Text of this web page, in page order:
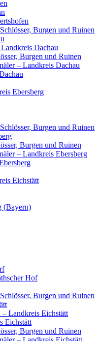
Burgen und Ruinen
Dachau
Burgen und Ruinen
– Landkreis Dachau
Ebersberg
Burgen und Ruinen
Burgen und Ruinen
– Landkreis Ebersberg
Eichstätt
(Bayern)
Hof
Burgen und Ruinen
– Landkreis Eichstätt
Eichstätt
Burgen und Ruinen